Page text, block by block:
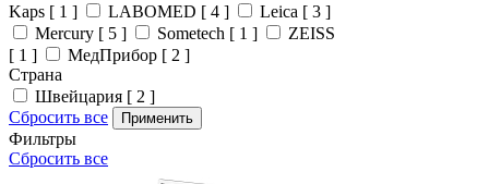
Kaps [ 1 ]
LABOMED [ 4 ]
Leica [ 3 ]
Mercury [ 5 ]
Sometech [ 1 ]
ZEISS
[ 1 ]
МедПрибор [ 2 ]
Страна
Швейцария [ 2 ]
Сбросить все
Применить
Фильтры
Сбросить все